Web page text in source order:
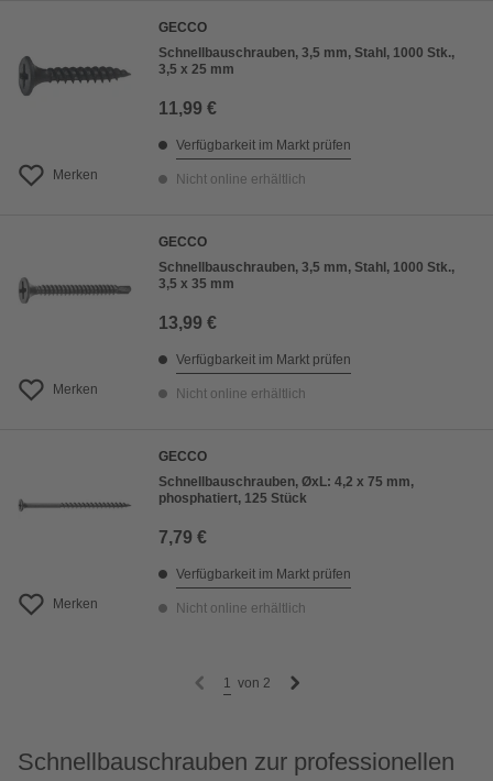
Merken
GECCO
Schnellbauschrauben, 3,5 mm, Stahl, 1000 Stk.,
3,5 x 25 mm
11,99 €
Verfügbarkeit im Markt prüfen
Nicht online erhältlich
Merken
GECCO
Schnellbauschrauben, 3,5 mm, Stahl, 1000 Stk.,
3,5 x 35 mm
13,99 €
Verfügbarkeit im Markt prüfen
Nicht online erhältlich
Merken
GECCO
Schnellbauschrauben, ØxL: 4,2 x 75 mm,
phosphatiert, 125 Stück
7,79 €
Verfügbarkeit im Markt prüfen
Nicht online erhältlich
1 von 2
Schnellbauschrauben zur professionellen